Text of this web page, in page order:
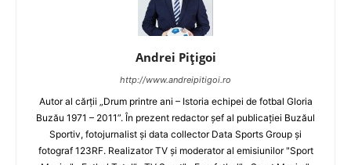
Andrei Pițigoi
http://www.andreipitigoi.ro
Autor al cărţii „Drum printre ani – Istoria echipei de fotbal Gloria
Buzău 1971 – 2011”. În prezent redactor şef al publicaţiei Buzăul
Sportiv, fotojurnalist şi data collector Data Sports Group şi
fotograf 123RF. Realizator TV şi moderator al emisiunilor "Sport